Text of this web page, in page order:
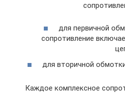
для первичной
сопротивление
для вторичной
Каждое комплексное